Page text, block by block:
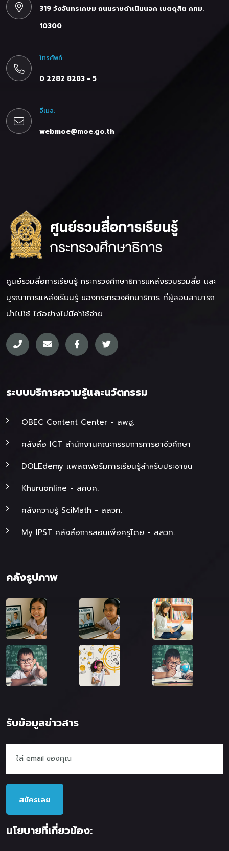
319 วังจันทรเกษม ถนนราชดำเนินนอก เขตดุสิต กทม.
10300
โทรศัพท์:
0 2282 8283 - 5
อีเมล:
webmoe@moe.go.th
ศูนย์รวมสื่อการเรียนรู้ กระทรวงศึกษาธิการแหล่งรวบรวมสื่อ และ
บูรณาการแหล่งเรียนรู้ ของกระทรวงศึกษาธิการ ที่ผู้สอนสามารถ
นำไปใช้ ได้อย่างไม่มีค่าใช้จ่าย
ระบบบริการความรู้และนวัตกรรม
OBEC Content Center - สพฐ.
คลังสื่อ ICT สำนักงานคณะกรรมการการอาชีวศึกษา
DOLEdemy แพลตฟอร์มการเรียนรู้สำหรับประชาชน
Khuruonline - สคบศ.
คลังความรู้ SciMath - สสวท.
My IPST คลังสื่อการสอนเพื่อครูโดย - สสวท.
คลังรูปภาพ
รับข้อมูลข่าวสาร
สมัครเลย
นโยบายที่เกี่ยวข้อง: